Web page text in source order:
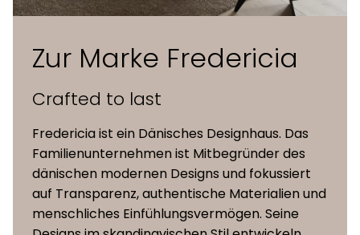
T x H)
55,5 x 51,5 x 79 cm
Sitzhöhe 46,5 cm
Zur Marke Fredericia
Crafted to last
Fredericia ist ein Dänisches Designhaus. Das
Familienunternehmen ist Mitbegründer des
dänischen modernen Designs und fokussiert
auf Transparenz, authentische Materialien und
menschliches Einfühlungsvermögen. Seine